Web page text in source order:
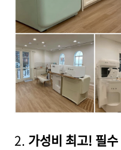
2. 가성비 최고! 필